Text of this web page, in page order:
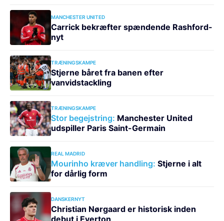
MANCHESTER UNITED
Carrick bekræfter spændende Rashford-
nyt
TRÆNINGSKAMPE
Stjerne båret fra banen efter
vanvidstackling
TRÆNINGSKAMPE
Stor begejstring: Manchester United
udspiller Paris Saint-Germain
REAL MADRID
Mourinho kræver handling: Stjerne i alt
for dårlig form
DANSKERNYT
Christian Nørgaard er historisk inden
debut i Everton